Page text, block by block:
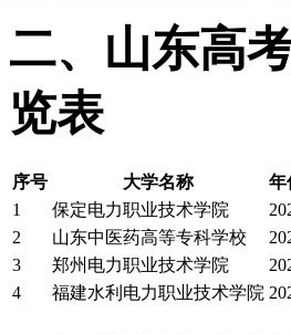
二、山东高
览表
序号 大学名称 年
1
保定电力职业技术学院
2
山东中医药高等专科学校
3
郑州电力职业技术学院
4
福建水利电力职业技术学院